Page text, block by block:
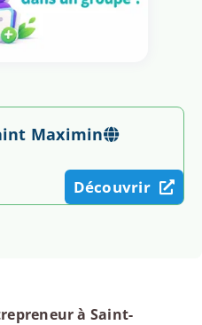
Maximin
Découvrir
à Saint-